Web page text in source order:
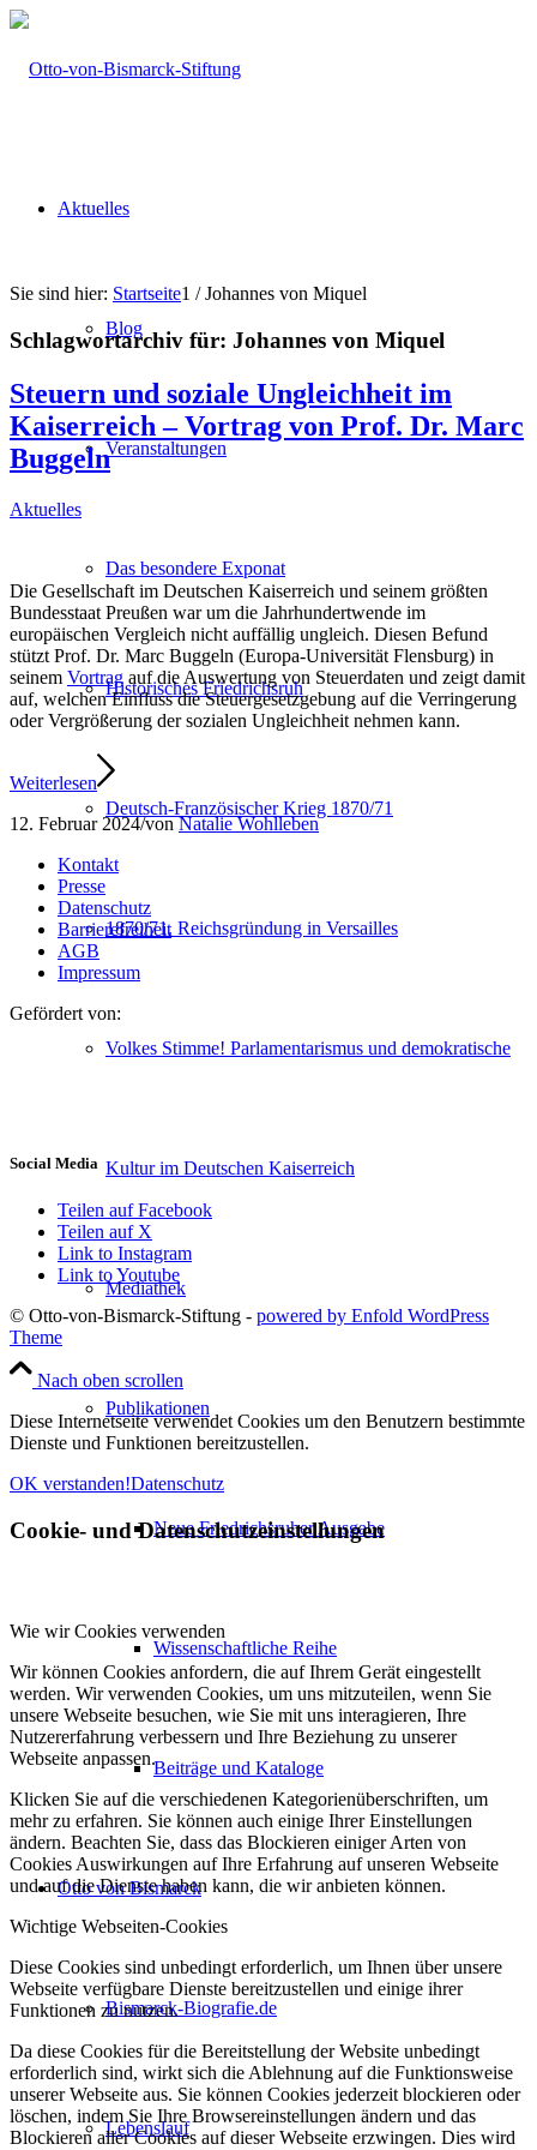
Aktuelles
Blog
Veranstaltungen
Das besondere Exponat
Historisches Friedrichsruh
Deutsch-Französischer Krieg 1870/71
1870/71. Reichsgründung in Versailles
Volkes Stimme! Parlamentarismus und demokratische
Kultur im Deutschen Kaiserreich
Mediathek
Publikationen
Neue Friedrichsruher Ausgabe
Wissenschaftliche Reihe
Beiträge und Kataloge
Otto von Bismarck
Bismarck-Biografie.de
Lebenslauf
Sie sind hier: Startseite1 / Johannes von Miquel
Schlagwortarchiv für: Johannes von Miquel
Steuern und soziale Ungleichheit im
Kaiserreich – Vortrag von Prof. Dr. Marc
Buggeln
Aktuelles
Die Gesellschaft im Deutschen Kaiserreich und seinem größten
Bundesstaat Preußen war um die Jahrhundertwende im
europäischen Vergleich nicht auffällig ungleich. Diesen Befund
stützt Prof. Dr. Marc Buggeln (Europa-Universität Flensburg) in
seinem Vortrag auf die Auswertung von Steuerdaten und zeigt damit
auf, welchen Einfluss die Steuergesetzgebung auf die Verringerung
oder Vergrößerung der sozialen Ungleichheit nehmen kann.
Weiterlesen
12. Februar 2024/vonNatalie Wohlleben
Kontakt
Presse
Datenschutz
Barrierefreiheit
AGB
Impressum
Gefördert von:
Social Media
Teilen auf Facebook
Teilen auf X
Link to Instagram
Link to Youtube
© Otto-von-Bismarck-Stiftung - powered by Enfold WordPress
Theme
Nach oben scrollen
Diese Internetseite verwendet Cookies um den Benutzern bestimmte
Dienste und Funktionen bereitzustellen.
OK verstanden!Datenschutz
Cookie- und Datenschutzeinstellungen
Wie wir Cookies verwenden
Wir können Cookies anfordern, die auf Ihrem Gerät eingestellt
werden. Wir verwenden Cookies, um uns mitzuteilen, wenn Sie
unsere Webseite besuchen, wie Sie mit uns interagieren, Ihre
Nutzererfahrung verbessern und Ihre Beziehung zu unserer
Webseite anpassen.
Klicken Sie auf die verschiedenen Kategorienüberschriften, um
mehr zu erfahren. Sie können auch einige Ihrer Einstellungen
ändern. Beachten Sie, dass das Blockieren einiger Arten von
Cookies Auswirkungen auf Ihre Erfahrung auf unseren Webseite
und auf die Dienste haben kann, die wir anbieten können.
Wichtige Webseiten-Cookies
Diese Cookies sind unbedingt erforderlich, um Ihnen über unsere
Webseite verfügbare Dienste bereitzustellen und einige ihrer
Funktionen zu nutzen.
Da diese Cookies für die Bereitstellung der Website unbedingt
erforderlich sind, wirkt sich die Ablehnung auf die Funktionsweise
unserer Webseite aus. Sie können Cookies jederzeit blockieren oder
löschen, indem Sie Ihre Browsereinstellungen ändern und das
Blockieren aller Cookies auf dieser Webseite erzwingen. Dies wird